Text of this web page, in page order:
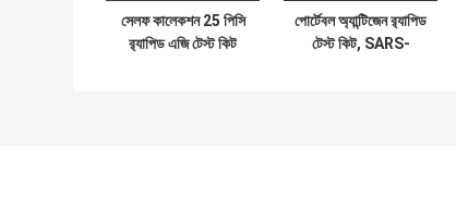
সেলফ কালেকশন 25 পিসি
র‌্যাপিড এজি টেস্ট কিট
পোর্টেবল অ্যান্টিজেন র‌্যাপিড
টেস্ট কিট, SARS-